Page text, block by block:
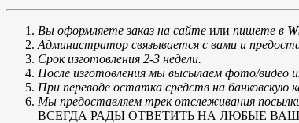
Вы оформляете заказ на сайте или пишете в
Администратор связывается с вами и
Срок изготовления 2-3 недели.
После изготовления мы высылаем фото/видео
При переводе остатка средств на
Мы предоставляем трек отслеживания
ВСЕГДА РАДЫ ОТВЕТИТЬ НА ЛЮБЫЕ ВАШИ